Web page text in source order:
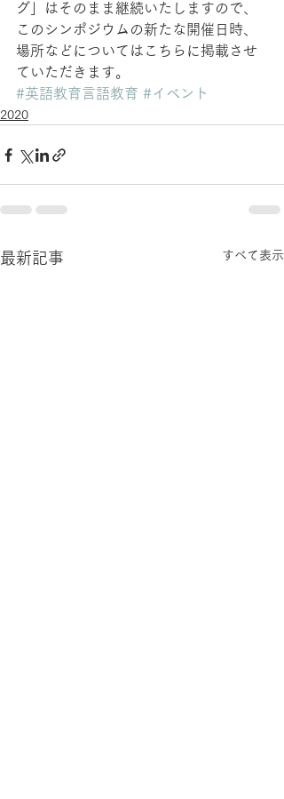
グ」はそのまま継続いたしますので、
このシンポジウムの新たな開催日時、
場所などについてはこちらに掲載させ
ていただきます。
#英語教育言語教育 #イベント
2020
最新記事 すべて表示